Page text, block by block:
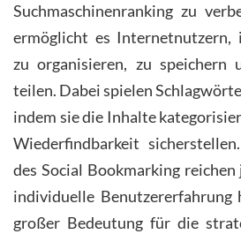
Suchmaschinenranking zu
ermöglicht es Internetnutzern,
zu organisieren, zu speichern
teilen. Dabei spielen
indem sie die Inhalte
Wiederfindbarkeit
des Social Bookmarking
individuelle Benutzererfahrung
großer Bedeutung für die